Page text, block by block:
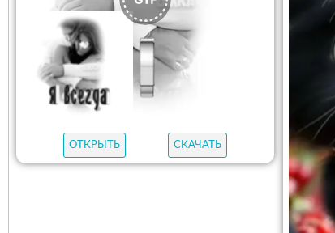
ОТКРЫТЬ СКАЧАТЬ